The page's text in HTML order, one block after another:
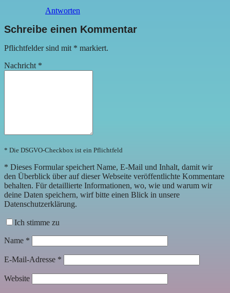
Antworten
Schreibe einen Kommentar
Pflichtfelder sind mit * markiert.
Nachricht *
* Die DSGVO-Checkbox ist ein Pflichtfeld
* Dieses Formular speichert Name, E-Mail und Inhalt, damit wir
den Überblick über auf dieser Webseite veröffentlichte Kommentare
behalten. Für detaillierte Informationen, wo, wie und warum wir
deine Daten speichern, wirf bitte einen Blick in unsere
Datenschutzerklärung.
Ich stimme zu
Name *
E-Mail-Adresse *
Website